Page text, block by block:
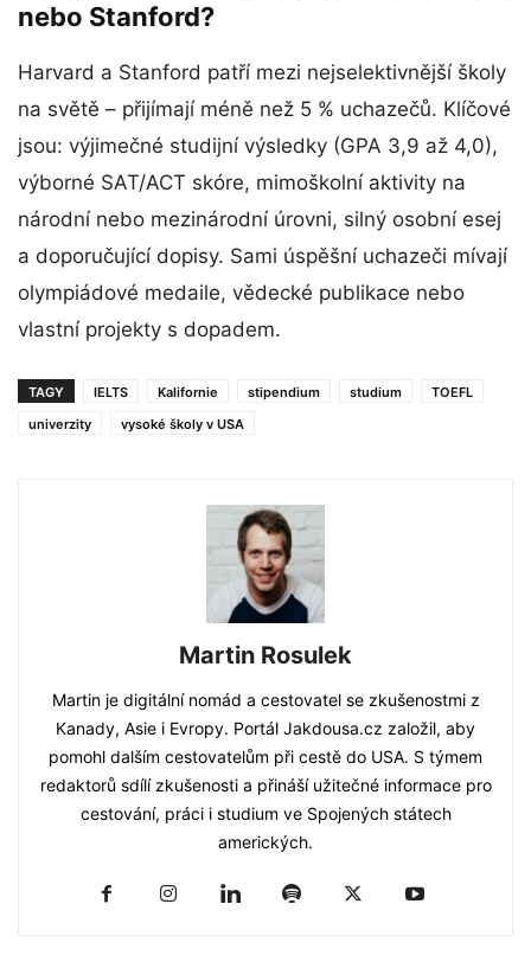
nebo Stanford?
Harvard a Stanford patří mezi nejselektivnější školy
na světě – přijímají méně než 5 % uchazečů. Klíčové
jsou: výjimečné studijní výsledky (GPA 3,9 až 4,0),
výborné SAT/ACT skóre, mimoškolní aktivity na
národní nebo mezinárodní úrovni, silný osobní esej
a doporučující dopisy. Sami úspěšní uchazeči mívají
olympiádové medaile, vědecké publikace nebo
vlastní projekty s dopadem.
TAGY IELTS Kalifornie stipendium studium
TOEFL
univerzity
vysoké školy v USA
Martin Rosulek
Martin je digitální nomád a cestovatel se zkušenostmi z
Kanady, Asie i Evropy. Portál Jakdousa.cz založil, aby
pomohl dalším cestovatelům při cestě do USA. S týmem
redaktorů sdílí zkušenosti a přináší užitečné informace pro
cestování, práci i studium ve Spojených státech
amerických.